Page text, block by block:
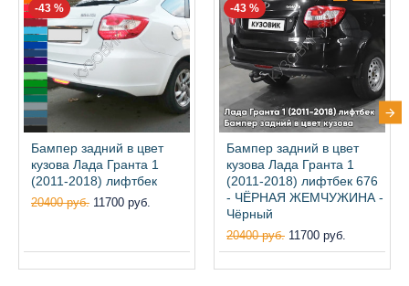
-43 %
Бампер задний в цвет
кузова Лада Гранта 1
(2011-2018) лифтбек
20400 руб. 11700 руб.
-43 %
Бампер задний в цвет
кузова Лада Гранта 1
(2011-2018) лифтбек 676
- ЧЁРНАЯ ЖЕМЧУЖИНА -
Чёрный
20400 руб. 11700 руб.